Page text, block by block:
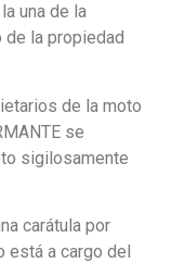
una de la
de la propiedad
de la moto
se
sigilosamente
carátula por
está a cargo del